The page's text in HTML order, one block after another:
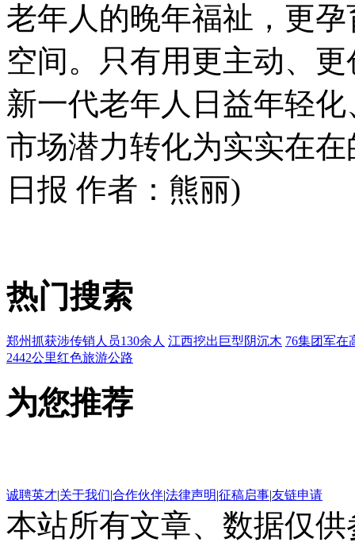
老年人的晚年福祉，更
空间。只有用更主动、
新一代老年人日益年轻
市场潜力转化为实实在
日报 作者：熊丽)
热门搜索
郑州抓获涉传销人员130余人 江西挖出巨型阴沉木 76集团军在
2442公里红色旅游公路
为您推荐
诚聘英才|关于我们|合作伙伴|法律声明|征稿启事|友链申请
本站所有文章、数据仅